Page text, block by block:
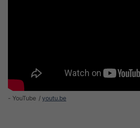
- YouTube youtu.be